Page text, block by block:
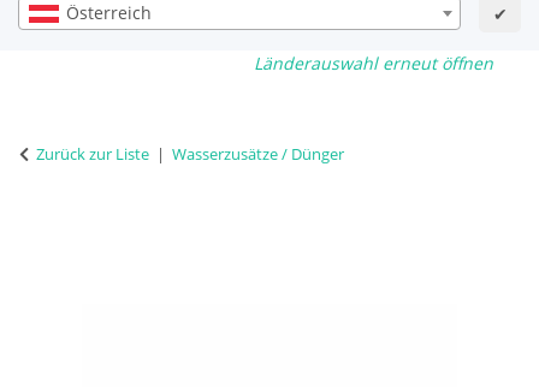
Österreich ✔
Länderauswahl erneut öffnen
Zurück zur Liste Wasserzusätze / Dünger